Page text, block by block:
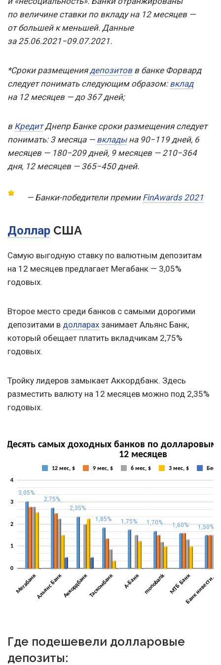
по величине ставки по вкладу на 12 месяцев —
от большей к меньшей. Данные
за 25.06.2021−09.07.2021.
*Сроки размещениядепозитовв банке Форвард
следует понимать следующим образом: вклад
на 12 месяцев — до 367 дней;
в КредитДнепр Банке сроки размещения следует
понимать: 3 месяца — вкладына 90−119 дней, 6
месяцев — 180−209 дней, 9 месяцев — 210−364
дня, 12 месяцев — 365−450 дней.
— Банки-победители премии FinAwards 2021
Доллар США
Самую выгодную ставку по валютным депозитам
на 12 месяцев предлагает Мегабанк — 3,05%
годовых.
Второе место среди банков с самыми дорогими
депозитами в долларах занимает Альянс Банк,
который обещает платить вкладчикам 2,75%
годовых.
Тройку лидеров замыкает Аккордбанк. Здесь
разместить валюту на 12 месяцев можно под 2,35%
годовых.
Где подешевели долларовые
депозиты: